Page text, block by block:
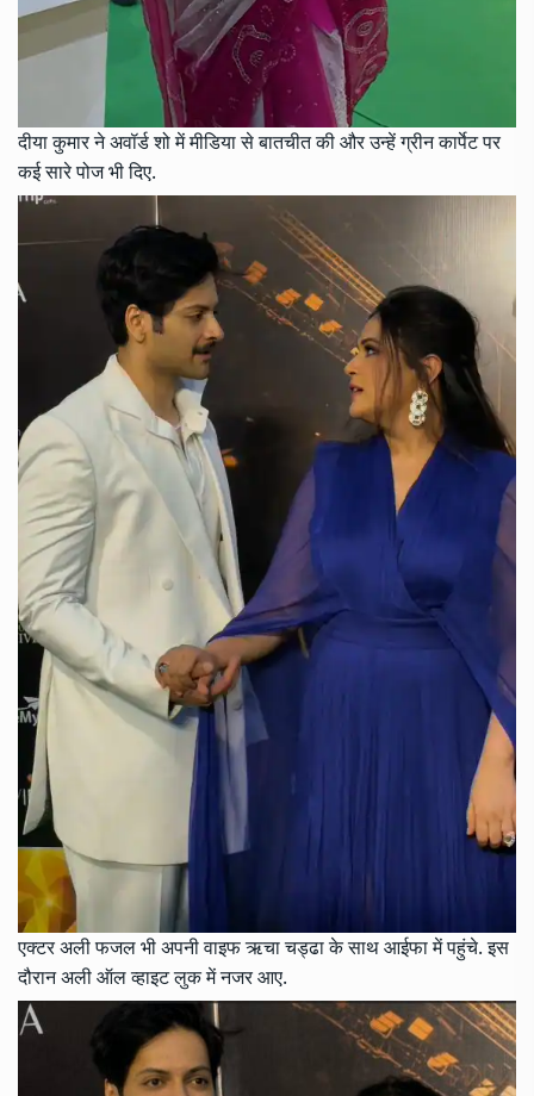
दीया कुमार ने अवॉर्ड शो में मीडिया से बातचीत की और उन्हें ग्रीन कार्पेट पर
कई सारे पोज भी दिए.
एक्टर अली फजल भी अपनी वाइफ ऋचा चड्ढा के साथ आईफा में पहुंचे. इस
दौरान अली ऑल व्हाइट लुक में नजर आए.